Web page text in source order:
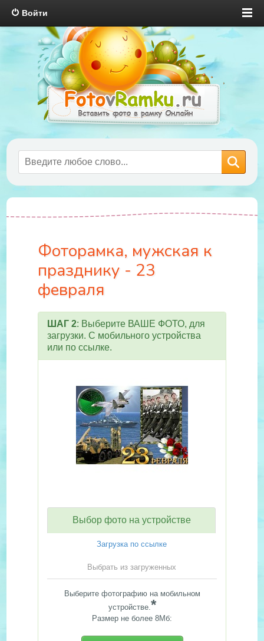
Войти
Фоторамка, мужская к
празднику - 23
февраля
ШАГ 2: Выберите ВАШЕ ФОТО, для
загрузки. С мобильного устройства
или по ссылке.
Выбор фото на устройстве
Загрузка по ссылке
Выбрать из загруженных
Выберите фотографию на мобильном
устройстве.*
Размер не более 8Мб: